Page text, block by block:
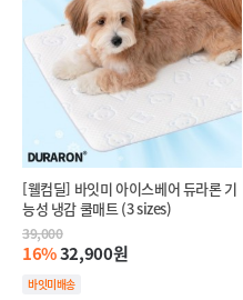
[웰컴딜] 바잇미 아이스베어 듀라론 기
능성 냉감 쿨매트 (3 sizes)
39,000
16%32,900원
바잇미배송